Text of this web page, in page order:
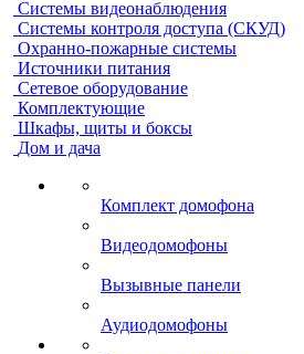
Системы видеонаблюдения
Системы контроля доступа (СКУД)
Охранно-пожарные системы
Источники питания
Сетевое оборудование
Комплектующие
Шкафы, щиты и боксы
Дом и дача
Комплект домофона
Видеодомофоны
Вызывные панели
Аудиодомофоны